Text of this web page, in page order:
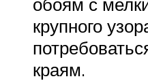
крупного
краям.